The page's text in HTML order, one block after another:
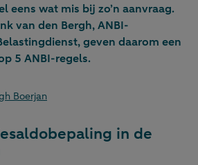
eens wat mis bij zo’n aanvraag.
van den Bergh, ANBI-
geven daarom een
5 ANBI-regels.
Boerjan
in de